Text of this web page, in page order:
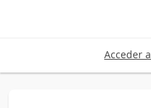
Acceder